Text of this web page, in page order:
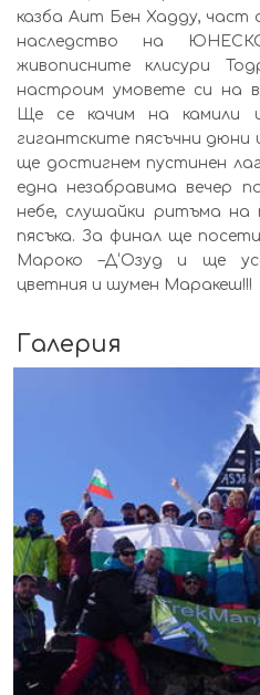
казба Аит Бен Хадду,
наследство на
живописните клисури
настроим умовете си на
Ще се качим на камили
гигантските пясъчни дюни
ще достигнем пустинен
една незабравима вечер
небе, слушайки ритъма
пясъка. За финал ще
Мароко –Д‘Озуд и ще
цветния и шумен Маракеш!!!
Галерия